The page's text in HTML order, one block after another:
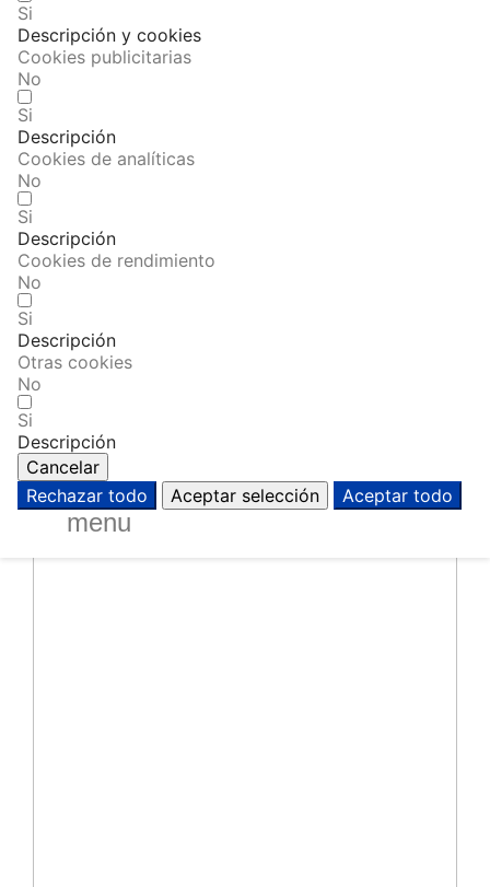
Si
Descripción y cookies
Cookies publicitarias
No
Si
Descripción
Cookies de analíticas
No
Si
Descripción
Cookies de rendimiento
No
Si
Descripción
Otras cookies
No
Si
Descripción
Cancelar
Rechazar todo
Aceptar selección Aceptar todo
menu